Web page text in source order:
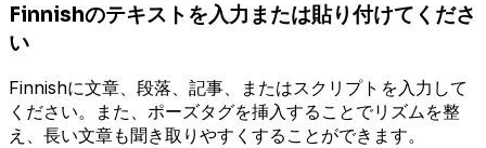
Finnishのテキストを入力または貼り付けてくださ
い
Finnishに文章、段落、記事、またはスクリプトを入力して
ください。また、ポーズタグを挿入することでリズムを整
え、長い文章も聞き取りやすくすることができます。